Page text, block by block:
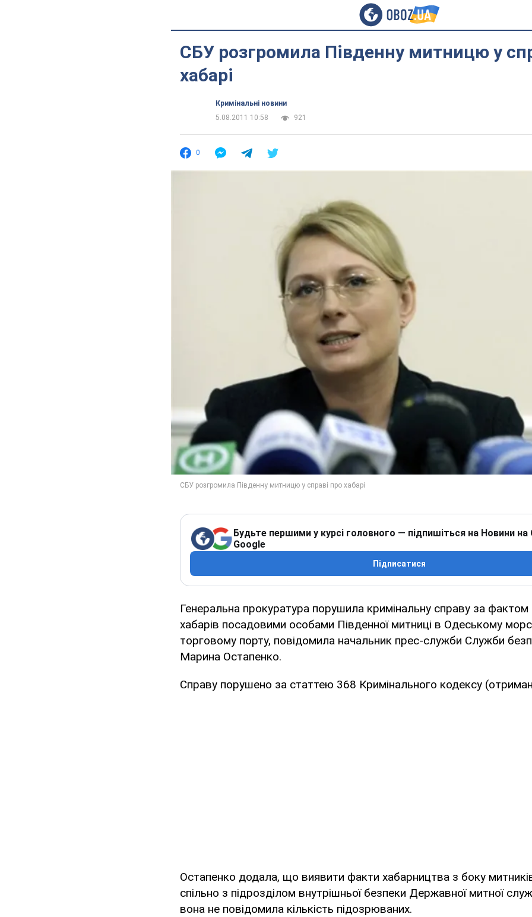
СБУ розгромила Південну митницю у
хабарі
Кримінальні новини
5.08.2011 10:58
921
0
Будьте першими у курсі головного — підпишіться на Новини на
Google
Підписатися
Генеральна прокуратура порушила кримінальну справу за
хабарів посадовими особами Південної митниці в Одеському
торговому порту, повідомила начальник прес-служби Служби
Марина Остапенко.
Справу порушено за статтею 368 Кримінального кодексу
Остапенко додала, що виявити факти хабарництва з боку
спільно з підрозділом внутрішньої безпеки Державної митної
вона не повідомила кількість підозрюваних.